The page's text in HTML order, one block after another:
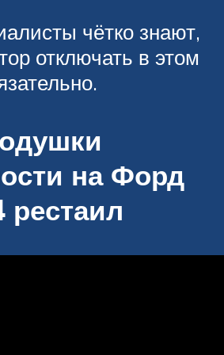
чётко знают,
отключать в этом
на Форд